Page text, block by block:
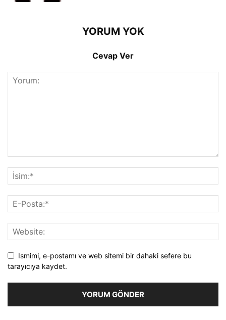
YORUM YOK
Cevap Ver
Ismimi, e-postamı ve web sitemi bir dahaki sefere bu
tarayıcıya kaydet.